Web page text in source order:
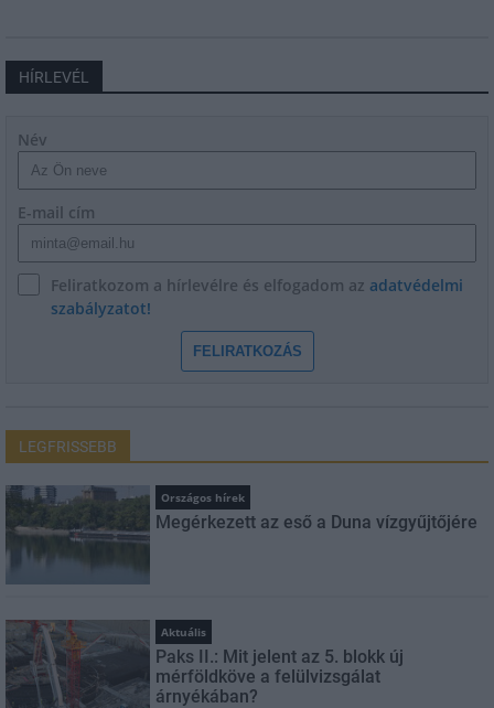
HÍRLEVÉL
Név
E-mail cím
Feliratkozom a hírlevélre és elfogadom az adatvédelmi
szabályzatot!
FELIRATKOZÁS
LEGFRISSEBB
Országos hírek
Megérkezett az eső a Duna vízgyűjtőjére
Aktuális
Paks II.: Mit jelent az 5. blokk új
mérföldköve a felülvizsgálat
árnyékában?